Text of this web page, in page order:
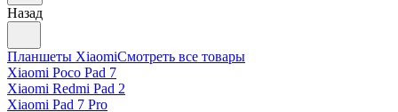
Назад
Планшеты XiaomiСмотреть все товары
Xiaomi Poco Pad 7
Xiaomi Redmi Pad 2
Xiaomi Pad 7 Pro